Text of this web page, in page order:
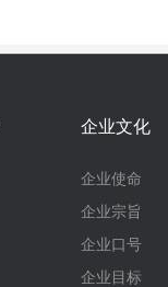
企业文化
企业使命
企业宗旨
企业口号
企业目标